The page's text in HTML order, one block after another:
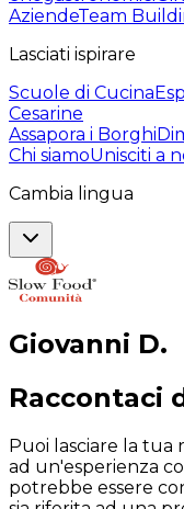
AziendeTeam
Lasciati ispirare
Scuole di Cucina
Cesarine
Assapora i Borghi
Chi siamoUnisciti a
Cambia lingua
Giovanni D.
Raccontaci
Puoi lasciare la tua
ad un'esperienza
potrebbe essere